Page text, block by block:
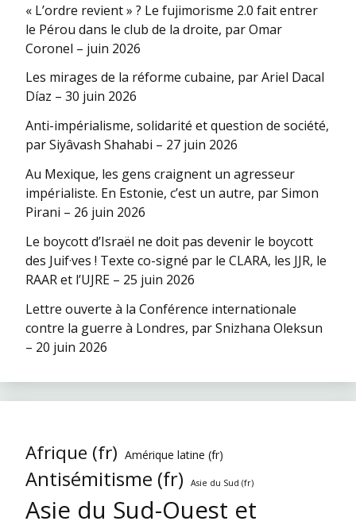
« L’ordre revient » ? Le fujimorisme 2.0 fait entrer
le Pérou dans le club de la droite, par Omar
Coronel – juin 2026
Les mirages de la réforme cubaine, par Ariel Dacal
Díaz – 30 juin 2026
Anti-impérialisme, solidarité et question de société,
par Siyâvash Shahabi – 27 juin 2026
Au Mexique, les gens craignent un agresseur
impérialiste. En Estonie, c’est un autre, par Simon
Pirani – 26 juin 2026
Le boycott d’Israël ne doit pas devenir le boycott
des Juif·ves ! Texte co-signé par le CLARA, les JJR, le
RAAR et l’UJRE – 25 juin 2026
Lettre ouverte à la Conférence internationale
contre la guerre à Londres, par Snizhana Oleksun
– 20 juin 2026
Afrique (fr) Amérique latine (fr)
Antisémitisme (fr) Asie du Sud (fr)
Asie du Sud-Ouest et